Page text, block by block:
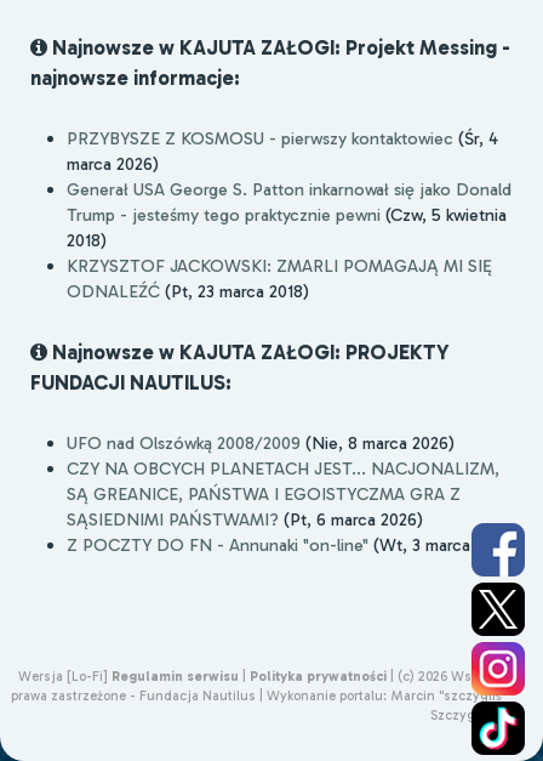
Najnowsze w KAJUTA ZAŁOGI: Projekt Messing -
najnowsze informacje:
PRZYBYSZE Z KOSMOSU - pierwszy kontaktowiec (Śr, 4
marca 2026)
Generał USA George S. Patton inkarnował się jako Donald
Trump - jesteśmy tego praktycznie pewni (Czw, 5 kwietnia
2018)
KRZYSZTOF JACKOWSKI: ZMARLI POMAGAJĄ MI SIĘ
ODNALEŹĆ (Pt, 23 marca 2018)
Najnowsze w KAJUTA ZAŁOGI: PROJEKTY
FUNDACJI NAUTILUS:
UFO nad Olszówką 2008/2009 (Nie, 8 marca 2026)
CZY NA OBCYCH PLANETACH JEST... NACJONALIZM,
SĄ GREANICE, PAŃSTWA I EGOISTYCZMA GRA Z
SĄSIEDNIMI PAŃSTWAMI? (Pt, 6 marca 2026)
Z POCZTY DO FN - Annunaki "on-line" (Wt, 3 marca 2026)
Wersja [Lo-Fi] Regulamin serwisu Polityka prywatności
(c) 2026 Wszelkie
prawa zastrzeżone - Fundacja Nautilus | Wykonanie portalu: Marcin "szczygliś"
Szczygliński